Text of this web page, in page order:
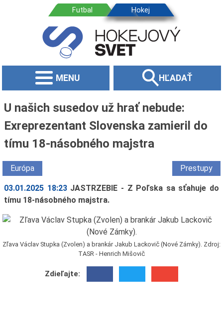
MENU HĽADAŤ
U našich susedov už hrať nebude:
Exreprezentant Slovenska zamieril do
tímu 18-násobného majstra
Európa Prestupy
03.01.2025 18:23 JASTRZEBIE - Z Poľska sa sťahuje do
tímu 18-násobného majstra.
Zľava Václav Stupka (Zvolen) a brankár Jakub Lackovič (Nové Zámky). Zdroj:
TASR - Henrich Mišovič
Zdieľajte: